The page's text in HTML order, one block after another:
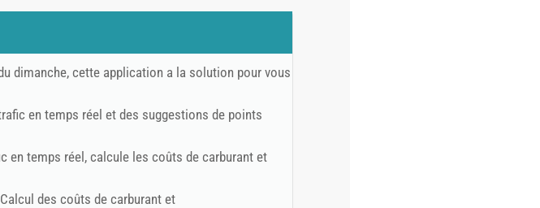
dimanche, cette application a la solution pour vous
en temps réel et des suggestions de points
en temps réel, calcule les coûts de carburant et
des coûts de carburant et